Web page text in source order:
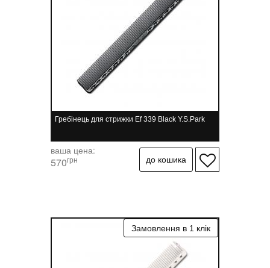
Гребінець для стрижки Ef 339 Black Y.S.Park
ваша цена:
570грн